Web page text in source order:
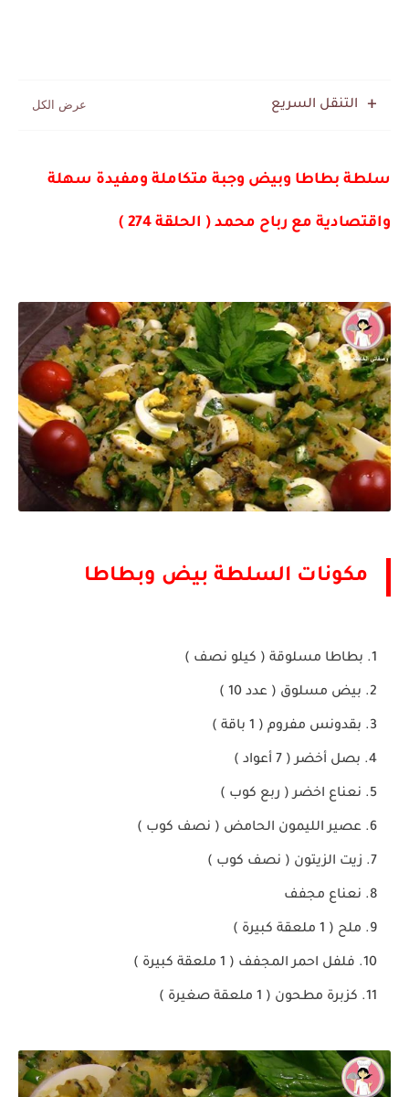
التنقل السريع
سلطة بطاطا وبيض وجبة متكاملة ومفيدة سهلة
واقتصادية مع رباح محمد ( الحلقة 274 )
مكونات السلطة بيض وبطاطا
بطاطا مسلوقة ( كيلو نصف )
بيض مسلوق ( عدد 10 )
بقدونس مفروم ( 1 باقة )
بصل أخضر ( 7 أعواد )
نعناع اخضر ( ربع كوب )
عصير الليمون الحامض ( نصف كوب )
زيت الزيتون ( نصف كوب )
نعناع مجفف
ملح ( 1 ملعقة كبيرة )
فلفل احمر المجفف ( 1 ملعقة كبيرة )
كزبرة مطحون ( 1 ملعقة صغيرة )